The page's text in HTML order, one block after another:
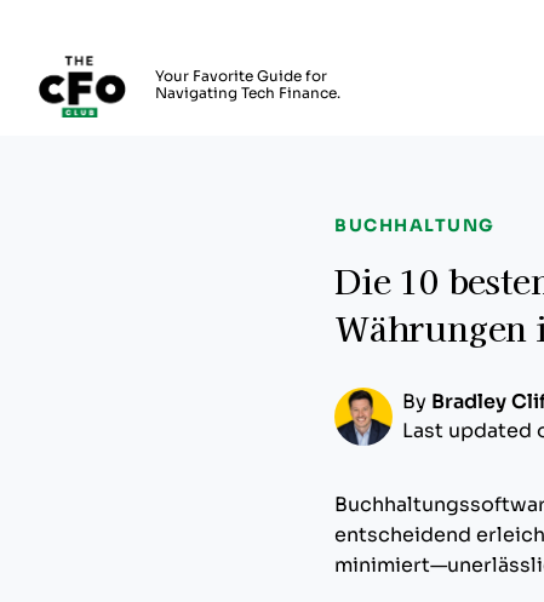
Your Favorite Guide for
Navigating Tech Finance.
BUCHHALTUNG
Die 10
Währungen
By Bradley
Last updated
entscheidend